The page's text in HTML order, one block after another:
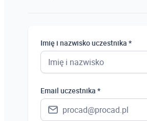
Imię i nazwisko uczestnika *
Email uczestnika *
Uczeń
Bezrobotny